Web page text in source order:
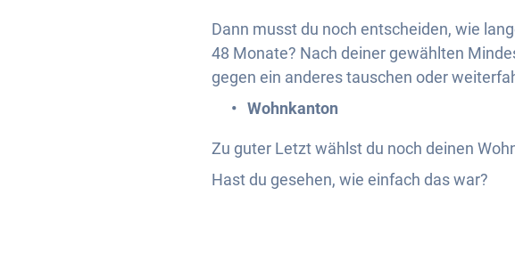
Dann musst du noch entscheiden, wie
48 Monate? Nach deiner gewählten
gegen ein anderes tauschen oder
Wohnkanton
Zu guter Letzt wählst du noch deinen
Hast du gesehen, wie einfach das war?